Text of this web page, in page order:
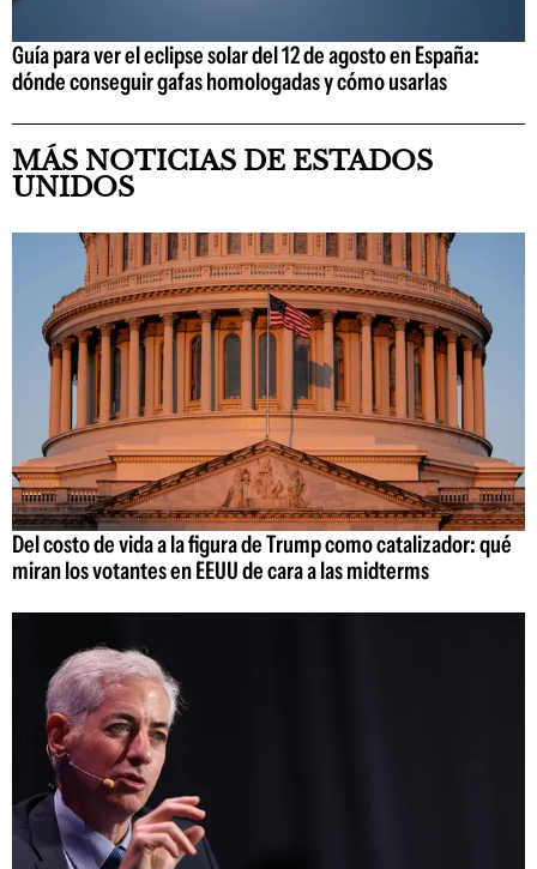
Guía para ver el eclipse solar del 12 de agosto en España:
dónde conseguir gafas homologadas y cómo usarlas
MÁS NOTICIAS DE ESTADOS
UNIDOS
Del costo de vida a la figura de Trump como catalizador: qué
miran los votantes en EEUU de cara a las midterms